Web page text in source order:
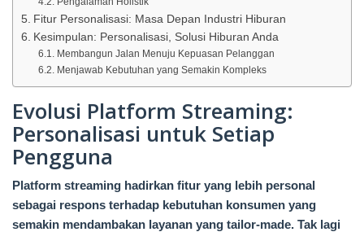
Fitur Personalisasi: Masa Depan Industri Hiburan
Kesimpulan: Personalisasi, Solusi Hiburan Anda
Membangun Jalan Menuju Kepuasan Pelanggan
Menjawab Kebutuhan yang Semakin Kompleks
Evolusi Platform Streaming:
Personalisasi untuk Setiap
Pengguna
Platform streaming hadirkan fitur yang lebih personal
sebagai respons terhadap kebutuhan konsumen yang
semakin mendambakan layanan yang tailor-made. Tak lagi